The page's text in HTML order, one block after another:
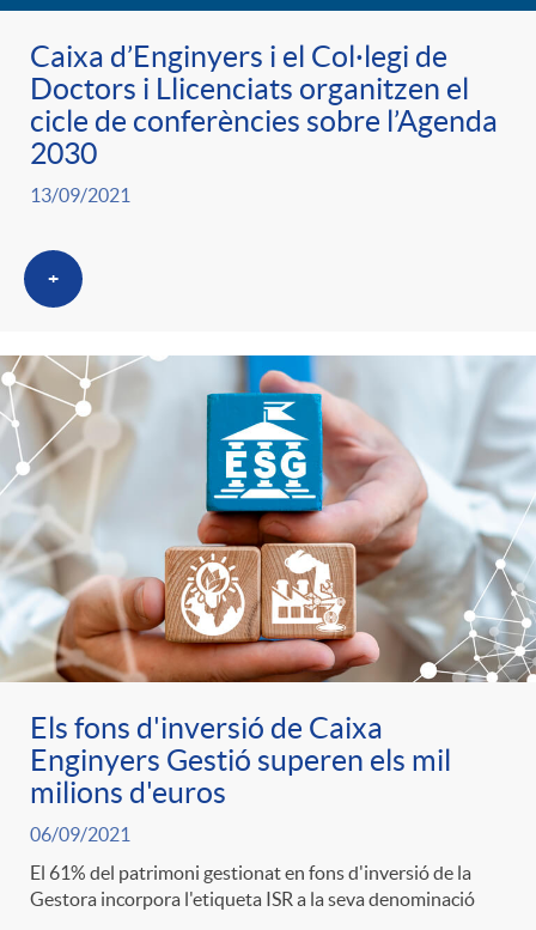
Caixa d’Enginyers i el Col·legi de
Doctors i Llicenciats organitzen el
cicle de conferències sobre l’Agenda
2030
13/09/2021
+
Els fons d'inversió de Caixa
Enginyers Gestió superen els mil
milions d'euros
06/09/2021
El 61% del patrimoni gestionat en fons d'inversió de la
Gestora incorpora l'etiqueta ISR a la seva denominació